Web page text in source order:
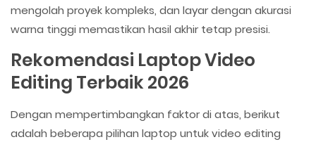
mengolah proyek kompleks, dan layar dengan akurasi
warna tinggi memastikan hasil akhir tetap presisi.
Rekomendasi Laptop Video
Editing Terbaik 2026
Dengan mempertimbangkan faktor di atas, berikut
adalah beberapa pilihan laptop untuk video editing